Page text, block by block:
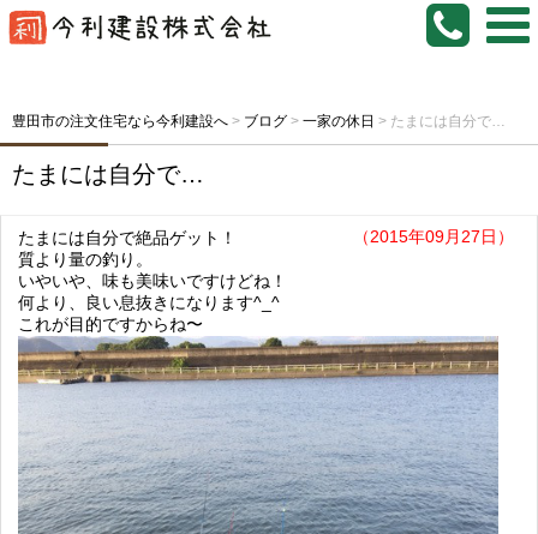
豊田市の注文住宅なら今利建設へ > ブログ > 一家の休日 > たまには自分で…
たまには自分で…
（2015年09月27日）
たまには自分で絶品ゲット！
質より量の釣り。
いやいや、味も美味いですけどね！
何より、良い息抜きになります^_^
これが目的ですからね〜